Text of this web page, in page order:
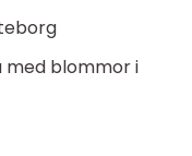
med blommor i